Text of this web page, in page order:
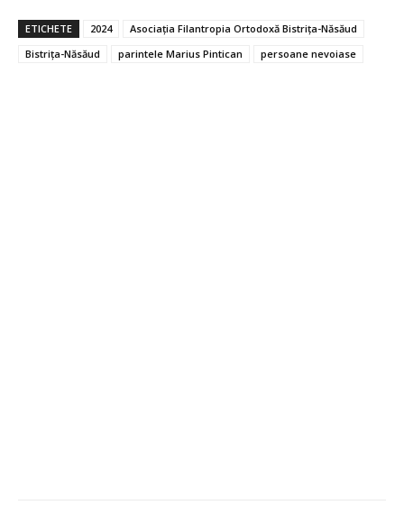
ETICHETE 2024
Asociația Filantropia Ortodoxă Bistrița-Năsăud
Bistrița-Năsăud
parintele Marius Pintican persoane nevoiase